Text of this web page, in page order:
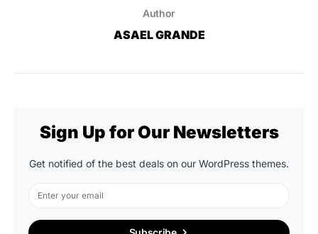
Author
ASAEL GRANDE
Sign Up for Our Newsletters
Get notified of the best deals on our WordPress themes.